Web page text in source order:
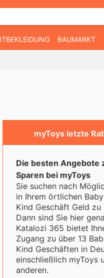
BAUMARKT
myToys letzte
Die besten Angebote
Sparen bei myToys
Sie suchen nach
in Ihrem örtlichen
Kind Geschäft Geld zu
Dann sind Sie hier
Katalozi 365 bietet
Zugang zu über 13
Kind Geschäften in
einschließlich myToys
anderen.